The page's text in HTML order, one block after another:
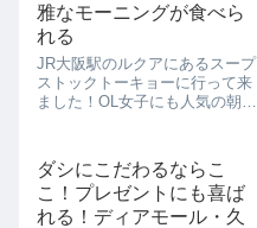
雅なモーニングが食べら
れる
JR大阪駅のルクアにあるスープ
ストックトーキョーに行って来
ました！OL女子にも人気の朝ス
スープ生活も気軽に楽しめてし
まいます。【スープストックト
ーキョーの朝はスープとお粥か
ら選べます】...
ダシにこだわるならこ
こ！プレゼントにも喜ば
れる！ディアモール・久